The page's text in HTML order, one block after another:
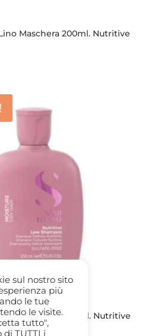
Maschera 200ml. Nutritive
€.
Shampoo 250ml. Nutritive
sul nostro sito
più
le tue
le visite.
tutto",
di TUTTI i